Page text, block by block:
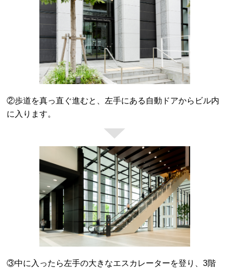
②歩道を真っ直ぐ進むと、左手にある自動ドアからビル内
に入ります。
③中に入ったら左手の大きなエスカレーターを登り、3階